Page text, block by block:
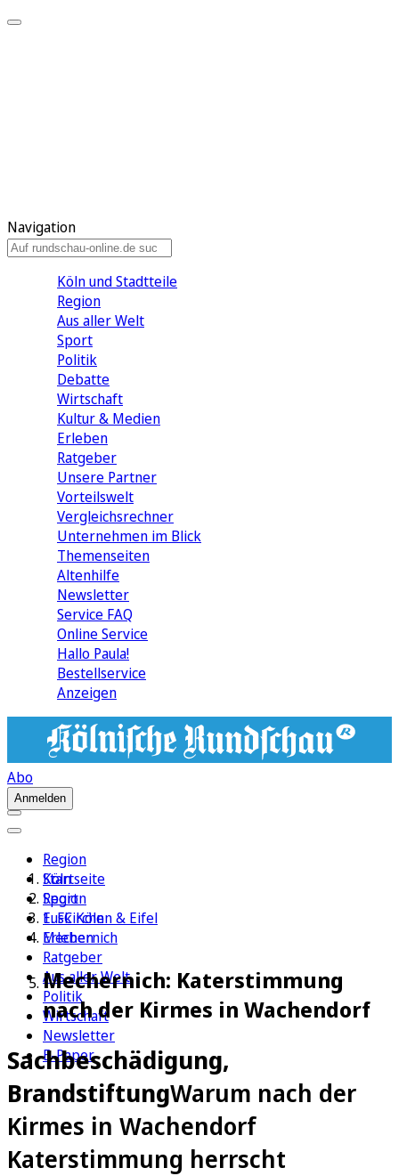
Navigation
Köln und Stadtteile
Region
Aus aller Welt
Sport
Politik
Debatte
Wirtschaft
Kultur & Medien
Erleben
Ratgeber
Unsere Partner
Vorteilswelt
Vergleichsrechner
Unternehmen im Blick
Themenseiten
Altenhilfe
Newsletter
Service FAQ
Online Service
Hallo Paula!
Bestellservice
Anzeigen
Abo
Anmelden
Region
Köln
Sport
1. FC Köln
Erleben
Ratgeber
Aus aller Welt
Politik
Wirtschaft
Newsletter
E-Paper
Startseite
Region
Euskirchen & Eifel
Mechernich
Mechernich: Katerstimmung
nach der Kirmes in Wachendorf
Sachbeschädigung,
BrandstiftungWarum nach der
Kirmes in Wachendorf
Katerstimmung herrscht